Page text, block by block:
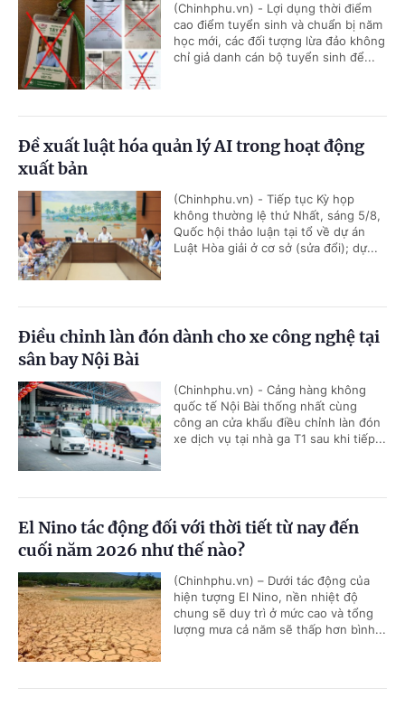
(Chinhphu.vn) - Lợi dụng thời điểm
cao điểm tuyển sinh và chuẩn bị năm
học mới, các đối tượng lừa đảo không
chỉ giả danh cán bộ tuyển sinh để...
Đề xuất luật hóa quản lý AI trong hoạt động
xuất bản
(Chinhphu.vn) - Tiếp tục Kỳ họp
không thường lệ thứ Nhất, sáng 5/8,
Quốc hội thảo luận tại tổ về dự án
Luật Hòa giải ở cơ sở (sửa đổi); dự...
Điều chỉnh làn đón dành cho xe công nghệ tại
sân bay Nội Bài
(Chinhphu.vn) - Cảng hàng không
quốc tế Nội Bài thống nhất cùng
công an cửa khẩu điều chỉnh làn đón
xe dịch vụ tại nhà ga T1 sau khi tiếp...
El Nino tác động đối với thời tiết từ nay đến
cuối năm 2026 như thế nào?
(Chinhphu.vn) – Dưới tác động của
hiện tượng El Nino, nền nhiệt độ
chung sẽ duy trì ở mức cao và tổng
lượng mưa cả năm sẽ thấp hơn bình...